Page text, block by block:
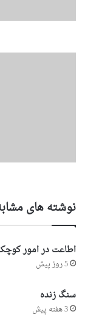
نوشته های
اطاعت در امور
5 روز پیش
سنگ زنده
3 هفته پیش